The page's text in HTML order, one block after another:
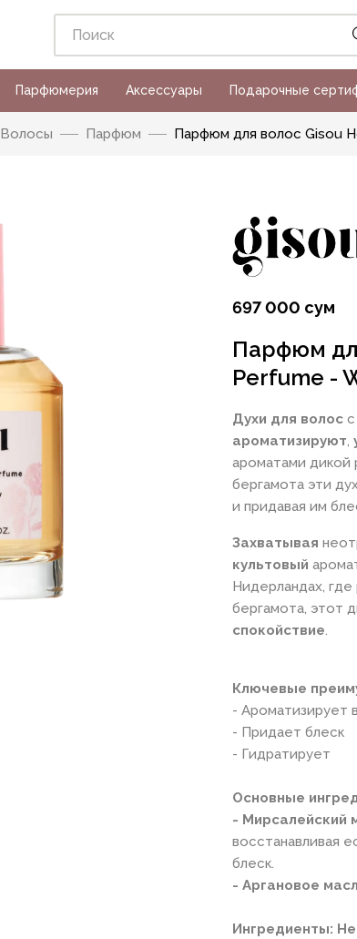
Парфюмерия Аксессуары Подарочные
Волосы Парфюм Парфюм для волос Gisou
697 000 сум
Парфюм
Perfume -
Духи для волос
ароматизируют,
ароматами дикой
бергамота эти
и придавая им
Захватывая
культовый
Нидерландах,
бергамота, этот
спокойствие.
Ключевые
- Ароматизирует
- Придает блеск
- Гидратирует
Основные
- Мирсалейский
восстанавливая
блеск.
- Аргановое
Ингредиенты: